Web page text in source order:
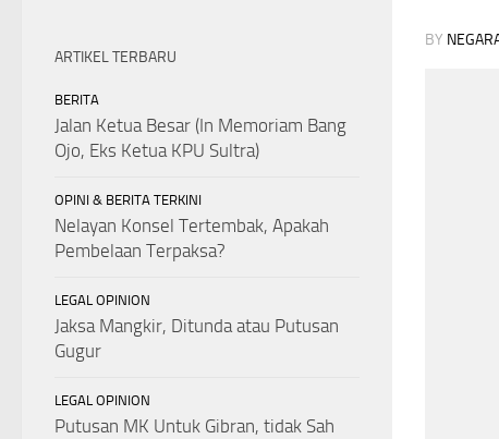
BY
ARTIKEL TERBARU
BERITA
Jalan Ketua Besar (In Memoriam Bang
Ojo, Eks Ketua KPU Sultra)
OPINI & BERITA TERKINI
Nelayan Konsel Tertembak, Apakah
Pembelaan Terpaksa?
LEGAL OPINION
Jaksa Mangkir, Ditunda atau Putusan
Gugur
LEGAL OPINION
Putusan MK Untuk Gibran, tidak Sah